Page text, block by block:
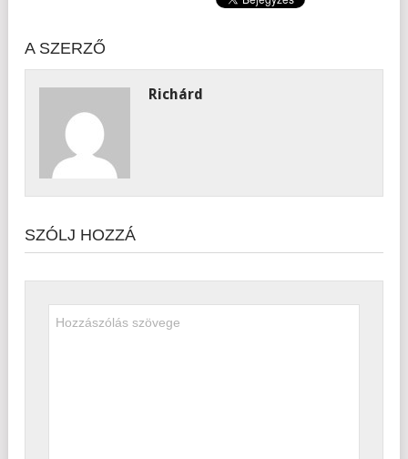
A SZERZŐ
Richárd
SZÓLJ HOZZÁ